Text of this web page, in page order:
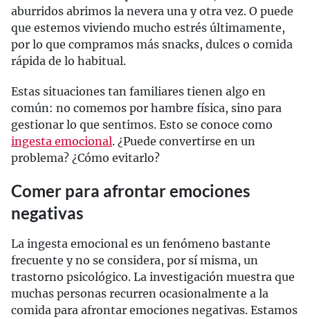
aburridos abrimos la nevera una y otra vez. O puede
que estemos viviendo mucho estrés últimamente,
por lo que compramos más snacks, dulces o comida
rápida de lo habitual.
Estas situaciones tan familiares tienen algo en
común: no comemos por hambre física, sino para
gestionar lo que sentimos. Esto se conoce como
ingesta emocional. ¿Puede convertirse en un
problema? ¿Cómo evitarlo?
Comer para afrontar emociones
negativas
La ingesta emocional es un fenómeno bastante
frecuente y no se considera, por sí misma, un
trastorno psicológico. La investigación muestra que
muchas personas recurren ocasionalmente a la
comida para afrontar emociones negativas. Estamos